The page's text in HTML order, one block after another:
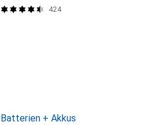
424
Batterien + Akkus